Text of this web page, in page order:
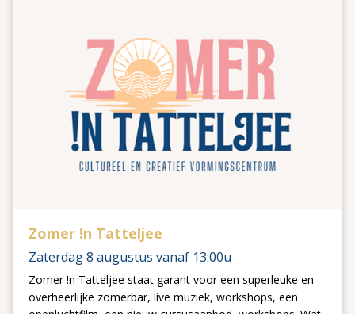
Zomer !n Tatteljee
Zaterdag 8 augustus vanaf 13:00u
Zomer !n Tatteljee staat garant voor een superleuke en
overheerlijke zomerbar, live muziek, workshops, een